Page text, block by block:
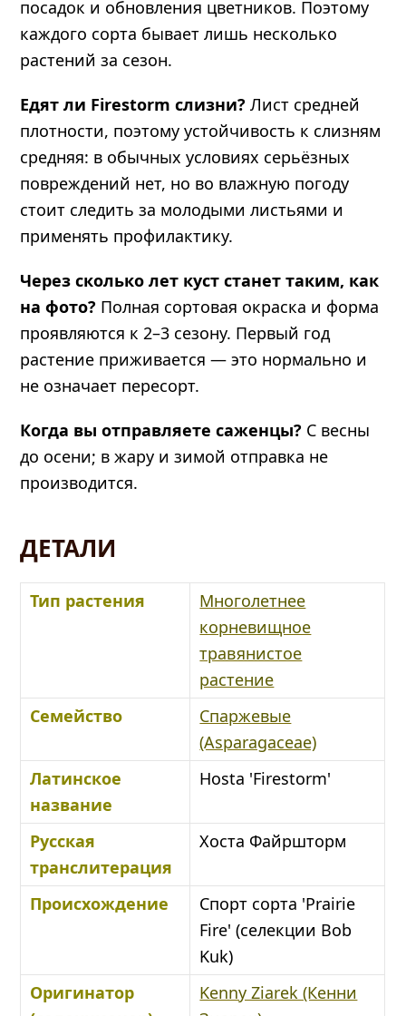
посадок и обновления цветников. Поэтому
каждого сорта бывает лишь несколько
растений за сезон.
Едят ли Firestorm слизни?Лист средней
плотности, поэтому устойчивость к слизням
средняя: в обычных условиях серьёзных
повреждений нет, но во влажную погоду
стоит следить за молодыми листьями и
применять профилактику.
Через сколько лет куст станет таким, как
на фото? Полная сортовая окраска и форма
проявляются к 2–3 сезону. Первый год
растение приживается — это нормально и
не означает пересорт.
Когда вы отправляете саженцы? С весны
до осени; в жару и зимой отправка не
производится.
ДЕТАЛИ
Тип растения
Многолетнее
корневищное
травянистое
растение
Семейство
Спаржевые
(Asparagaceae)
Латинское
название
Hosta 'Firestorm'
Русская
транслитерация
Хоста Файршторм
Происхождение
Спорт сорта 'Prairie
Fire' (селекции Bob
Kuk)
Оригинатор
Kenny Ziarek (Кенни